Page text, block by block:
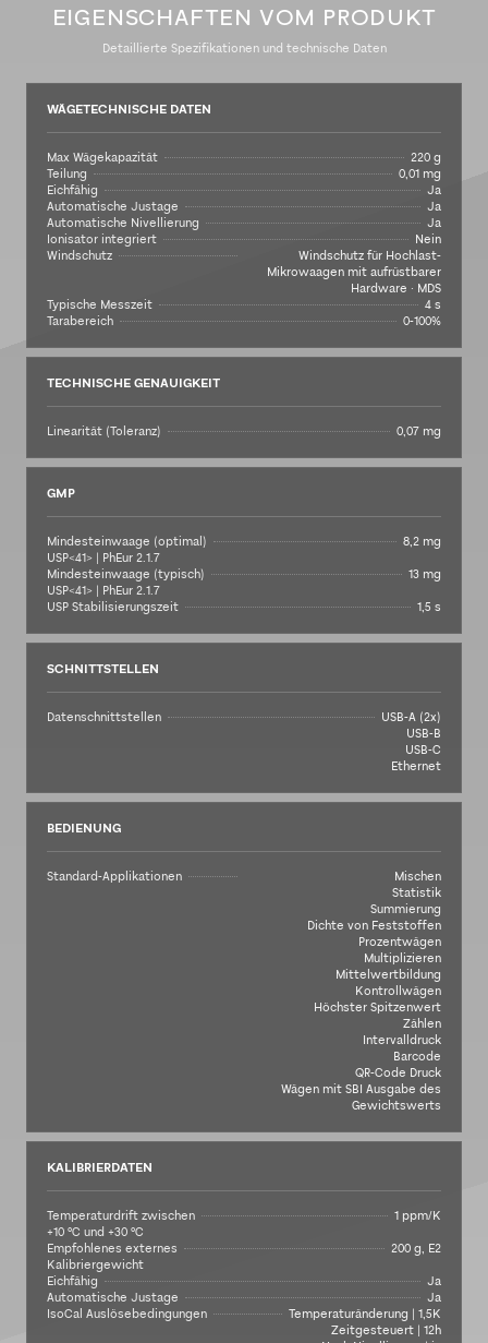
EIGENSCHAFTEN VOM PRODUKT
Detaillierte Spezifikationen und technische Daten
WÄGETECHNISCHE DATEN
Max Wägekapazität
220 g
Teilung
0,01 mg
Eichfähig
Ja
Automatische Justage
Ja
Automatische Nivellierung
Ja
Ionisator integriert
Nein
Windschutz
Windschutz für Hochlast-
Mikrowaagen mit aufrüstbarer
Hardware · MDS
Typische Messzeit
4 s
Tarabereich
0-100%
TECHNISCHE GENAUIGKEIT
Linearität (Toleranz) 0,07 mg
GMP
Mindesteinwaage (optimal)
USP<41> | PhEur 2.1.7
8,2 mg
Mindesteinwaage (typisch)
USP<41> | PhEur 2.1.7
13 mg
USP Stabilisierungszeit
1,5 s
SCHNITTSTELLEN
Datenschnittstellen
USB-A (2x)
USB-B
USB-C
Ethernet
BEDIENUNG
Standard-Applikationen
Mischen
Statistik
Summierung
Dichte von Feststoffen
Prozentwägen
Multiplizieren
Mittelwertbildung
Kontrollwägen
Höchster Spitzenwert
Zählen
Intervalldruck
Barcode
QR-Code Druck
Wägen mit SBI Ausgabe des
Gewichtswerts
KALIBRIERDATEN
Temperaturdrift zwischen
+10 °C und +30 °C
1 ppm/K
Empfohlenes externes
Kalibriergewicht
200 g, E2
Eichfähig
Ja
Automatische Justage
Ja
IsoCal Auslösebedingungen
Temperaturänderung | 1,5K
Zeitgesteuert | 12h